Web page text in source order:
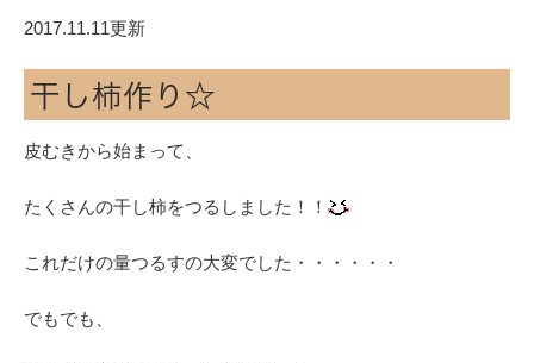
2017.11.11更新
干し柿作り☆
皮むきから始まって、
たくさんの干し柿をつるしました！！
これだけの量つるすの大変でした・・・・・・
でもでも、